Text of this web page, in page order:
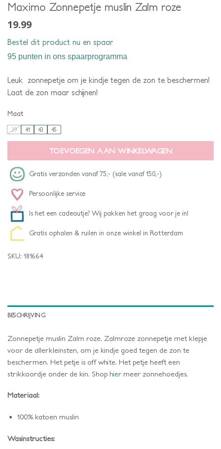
Maximo Zonnepetje muslin Zalm roze
19.99
Bestel dit product nu en spaar
95 punten in ons spaarprogramma
Leuk zonnepetje om je kindje tegen de zon te beschermen!
Laat de zon maar schijnen!
Maat
39 41 43 45
TOEVOEGEN AAN WINKELWAGEN
Gratis verzonden vanaf 75,- (sale vanaf 150,-)
Persoonlijke service
Is het een cadeautje? Wij pakken het graag voor je in!
Gratis ophalen & ruilen in onze winkel in Rotterdam
SKU: 181664
BESCHRIJVING
Zonnepetje muslin Zalm roze. Zalmroze zonnepetje met klepje
voor de allerkleinsten, om je kindje goed tegen de zon te
beschermen. Het petje is off white. Het petje heeft een
strikkoordje onder de kin. Shop hier meer zonnehoedjes.
Materiaal:
100% katoen muslin
Wasinstructies: